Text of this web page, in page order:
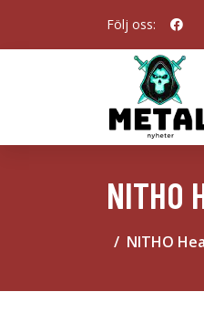
Följ oss:
NITHO
NITHO